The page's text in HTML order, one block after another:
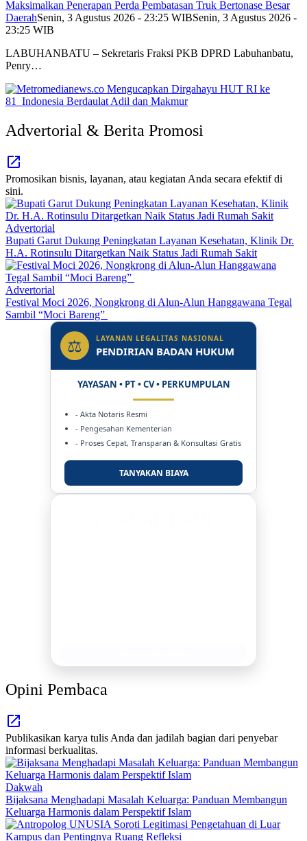
Maksimalkan Penerapan Perda Pembatasan Truk Bertonase Besar
DaerahSenin, 3 Agustus 2026 - 23:25 WIBSenin, 3 Agustus 2026 -
23:25 WIB
LABUHANBATU – Sekretaris Fraksi PKB DPRD Labuhanbatu,
Penry…
Advertorial & Berita Promosi
Promosikan bisnis, layanan, atau kegiatan Anda secara efektif di
sini.
Advertorial
Bupati Garut Dukung Peningkatan Layanan Kesehatan, Klinik Dr.
H.A. Rotinsulu Ditargetkan Naik Status Jadi Rumah Sakit
Advertorial
Festival Moci 2026, Nongkrong di Alun-Alun Hanggawana Tegal
Sambil “Moci Bareng”
⚖ LAYANAN LEGALITAS NASIONAL
PENDIRIAN BADAN HUKUM
YAYASAN • PT • CV • PERKUMPULAN
- Akta Notaris Resmi
- Pengesahan Kementerian
- Proses Cepat, Transparan & Konsultasi Gratis
TANYAKAN BIAYA
Opini Pembaca
Publikasikan karya tulis Anda dan jadilah bagian dari penyebar
informasi berkualitas.
Dakwah
Bijaksana Menghadapi Masalah Keluarga: Panduan Membangun
Keluarga Harmonis dalam Perspektif Islam